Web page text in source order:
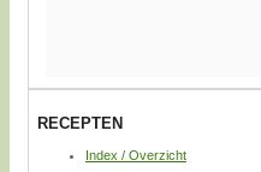
RECEPTEN
Index / Overzicht